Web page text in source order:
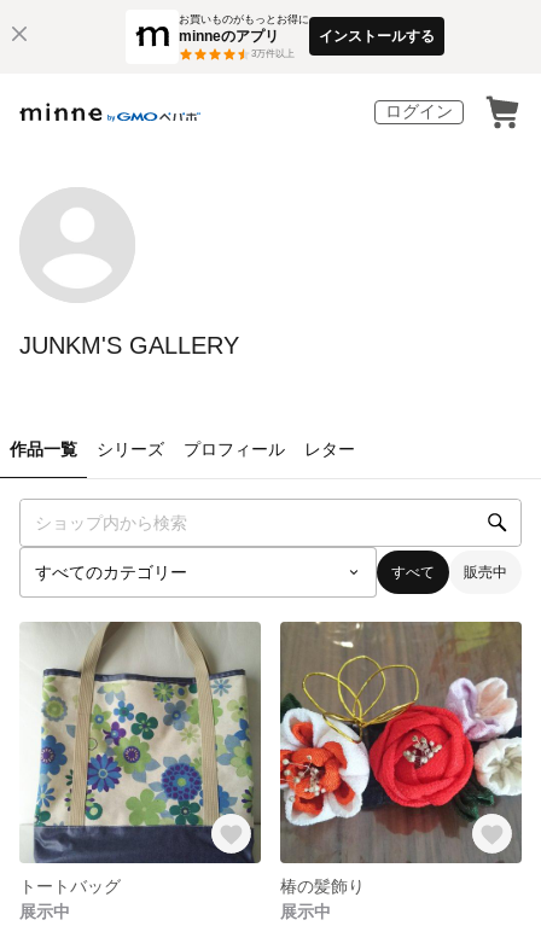
お買いものがもっとお得に
minneのアプリ
3万件以上
インストールする
ログイン
JUNKM'S GALLERY
作品一覧 シリーズ プロフィール レター
すべて 販売中
トートバッグ
展示中
椿の髪飾り
展示中